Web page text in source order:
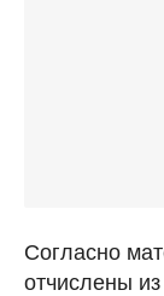
Согласно
отчислены